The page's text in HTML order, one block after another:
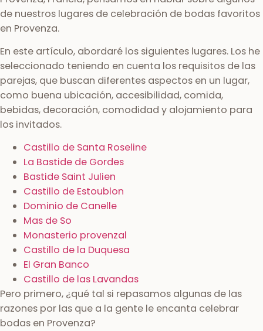
de nuestros lugares de celebración de bodas favoritos
en Provenza.
En este artículo, abordaré los siguientes lugares. Los he
seleccionado teniendo en cuenta los requisitos de las
parejas, que buscan diferentes aspectos en un lugar,
como buena ubicación, accesibilidad, comida,
bebidas, decoración, comodidad y alojamiento para
los invitados.
Castillo de Santa Roseline
La Bastide de Gordes
Bastide Saint Julien
Castillo de Estoublon
Dominio de Canelle
Mas de So
Monasterio provenzal
Castillo de la Duquesa
El Gran Banco
Castillo de las Lavandas
Pero primero, ¿qué tal si repasamos algunas de las
razones por las que a la gente le encanta celebrar
bodas en Provenza?